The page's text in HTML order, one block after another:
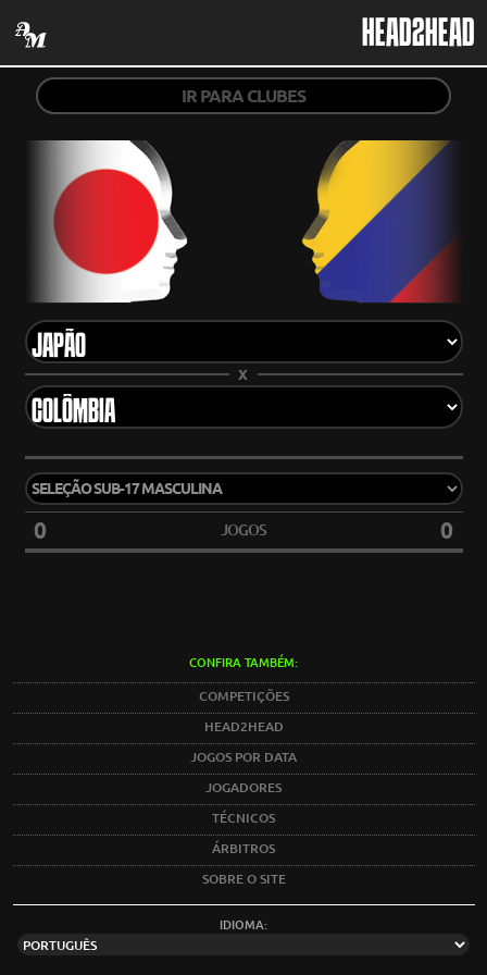
HEAD2HEAD
IR PARA CLUBES
X
0 JOGOS 0
CONFIRA TAMBÉM:
COMPETIÇÕES
HEAD2HEAD
JOGOS POR DATA
JOGADORES
TÉCNICOS
ÁRBITROS
SOBRE O SITE
IDIOMA: